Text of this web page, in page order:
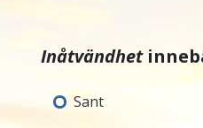
Inåtvändhet
Sant